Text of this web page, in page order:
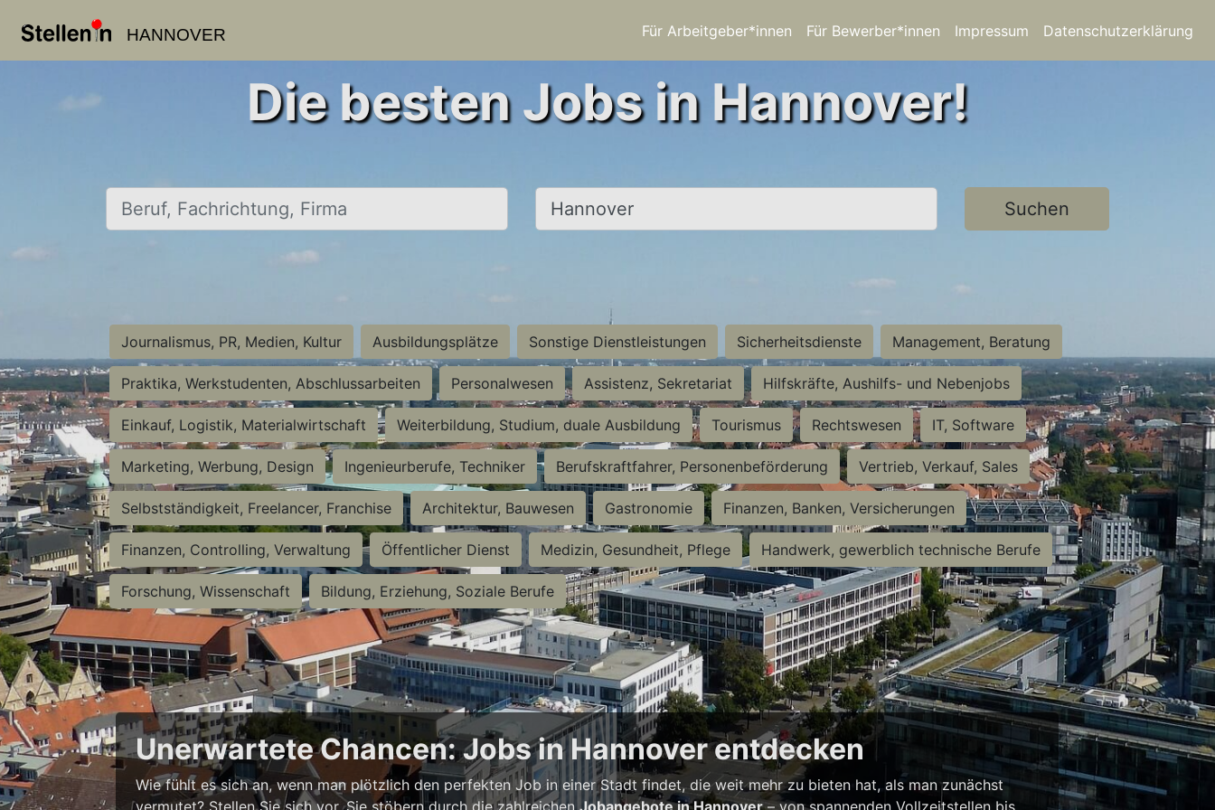
HANNOVER Für Arbeitgeber*innen Für Bewerber*innen Impressum Datenschutzerklärung
Die besten Jobs in Hannover!
Beruf, Fachrichtung, Firma Ort, Stadt Suchen
Journalismus, PR, Medien, Kultur Ausbildungsplätze Sonstige Dienstleistungen Sicherheitsdienste Management, Beratung
Praktika, Werkstudenten, Abschlussarbeiten Personalwesen Assistenz, Sekretariat Hilfskräfte, Aushilfs- und Nebenjobs
Einkauf, Logistik, Materialwirtschaft Weiterbildung, Studium, duale Ausbildung Tourismus Rechtswesen IT, Software
Marketing, Werbung, Design Ingenieurberufe, Techniker Berufskraftfahrer, Personenbeförderung Vertrieb, Verkauf, Sales
Selbstständigkeit, Freelancer, Franchise Architektur, Bauwesen Gastronomie Finanzen, Banken, Versicherungen
Finanzen, Controlling, Verwaltung Öffentlicher Dienst Medizin, Gesundheit, Pflege Handwerk, gewerblich technische Berufe
Forschung, Wissenschaft Bildung, Erziehung, Soziale Berufe
Unerwartete Chancen: Jobs in Hannover entdecken
Wie fühlt es sich an, wenn man plötzlich den perfekten Job in einer Stadt findet, die weit mehr zu bieten hat, als man zunächst